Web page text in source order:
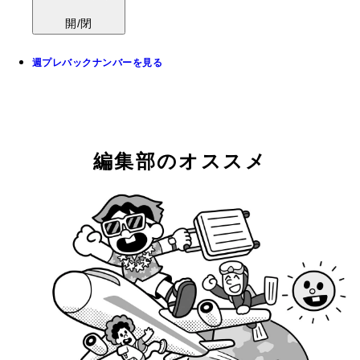
開/閉
週プレバックナンバーを見る
編集部のオススメ